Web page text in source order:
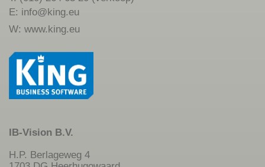
E: info@king.eu
W: www.king.eu
IB-Vision B.V.
H.P. Berlageweg 4